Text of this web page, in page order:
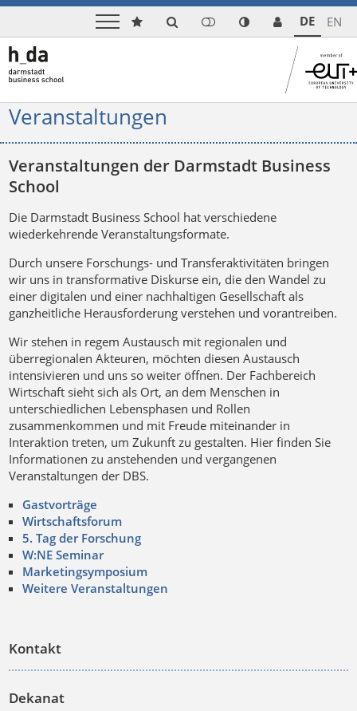
DE EN
Veranstaltungen
Veranstaltungen der Darmstadt Business
School
Die Darmstadt Business School hat verschiedene
wiederkehrende Veranstaltungsformate.
Durch unsere Forschungs- und Transferaktivitäten bringen
wir uns in transformative Diskurse ein, die den Wandel zu
einer digitalen und einer nachhaltigen Gesellschaft als
ganzheitliche Herausforderung verstehen und vorantreiben.
Wir stehen in regem Austausch mit regionalen und
überregionalen Akteuren, möchten diesen Austausch
intensivieren und uns so weiter öffnen. Der Fachbereich
Wirtschaft sieht sich als Ort, an dem Menschen in
unterschiedlichen Lebensphasen und Rollen
zusammenkommen und mit Freude miteinander in
Interaktion treten, um Zukunft zu gestalten. Hier finden Sie
Informationen zu anstehenden und vergangenen
Veranstaltungen der DBS.
Gastvorträge
Wirtschaftsforum
5. Tag der Forschung
W:NE Seminar
Marketingsymposium
Weitere Veranstaltungen
Kontakt
Dekanat